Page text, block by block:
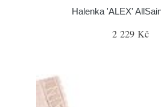
Halenka 'ALEX'
2 229 Kč